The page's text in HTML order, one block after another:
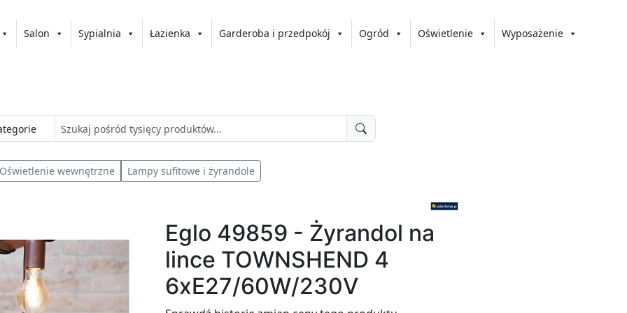
Salon Sypialnia Łazienka Garderoba i przedpokój Ogród Oświetlenie Wyposażenie
Oświetlenie wewnętrzne Lampy sufitowe i żyrandole
Eglo 49859 - Żyrandol na
lince TOWNSHEND 4
6xE27/60W/230V